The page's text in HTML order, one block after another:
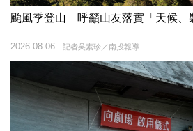
颱風季登山 呼籲山友落實「天候、
記者吳素珍／南投報導
2026-08-06